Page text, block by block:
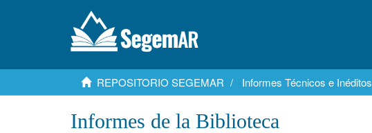
REPOSITORIO SEGEMAR Informes Técnicos e Inéditos
Informes de la Biblioteca